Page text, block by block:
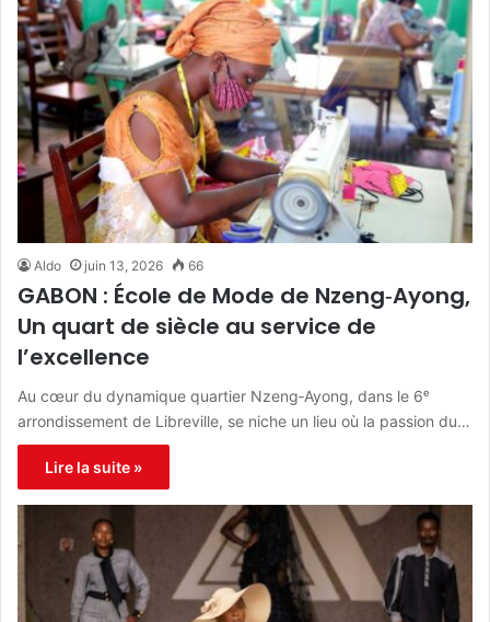
Aldo juin 13, 2026 66
GABON : École de Mode de Nzeng‑Ayong,
Un quart de siècle au service de
l’excellence
Au cœur du dynamique quartier Nzeng‑Ayong, dans le 6ᵉ
arrondissement de Libreville, se niche un lieu où la passion du…
Lire la suite »